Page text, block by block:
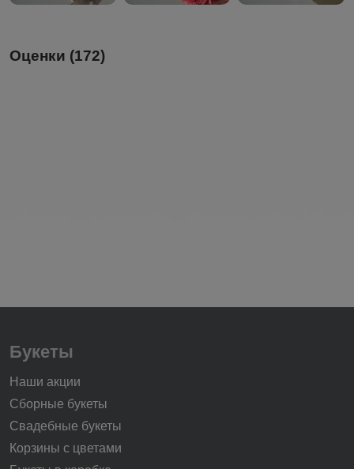
Оценки (172)
Букеты
Наши акции
Сборные букеты
Свадебные букеты
Корзины с цветами